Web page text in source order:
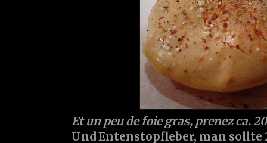
Et un peu de foie gras, prenez ca.
Und Entenstopfleber, man sollte